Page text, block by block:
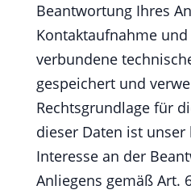
Beantwortung Ihres
Kontaktaufnahme
verbundene
gespeichert und
Rechtsgrundlage für
dieser Daten ist unser
Interesse an der
Anliegens gemäß Art.